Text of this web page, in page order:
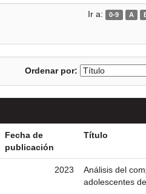
Ir a: 0-9 A
Ordenar por:
Fecha de
publicación
Título
2023
Análisis del
adolescentes